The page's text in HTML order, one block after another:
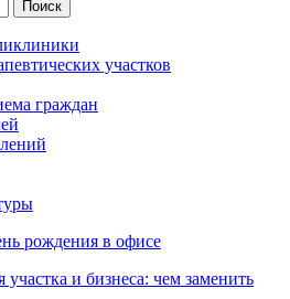
участков
граждан
рождения в офисе
и бизнеса: чем заменить